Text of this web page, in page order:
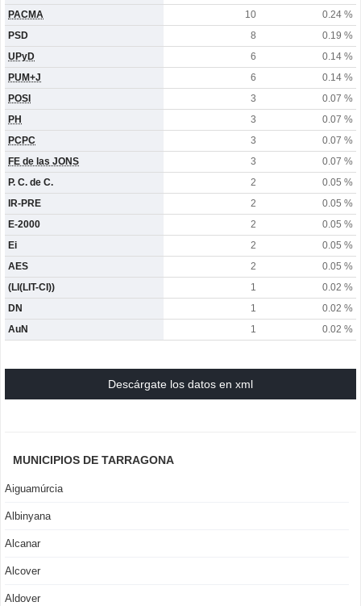
PACMA
10
0.24 %
PSD
8
0.19 %
UPyD
6
0.14 %
PUM+J
6
0.14 %
POSI
3
0.07 %
PH
3
0.07 %
PCPC
3
0.07 %
FE de las JONS
3
0.07 %
P. C. de C.
2
0.05 %
IR-PRE
2
0.05 %
E-2000
2
0.05 %
Ei
2
0.05 %
AES
2
0.05 %
(LI(LIT-CI))
1
0.02 %
DN
1
0.02 %
AuN
1 0.02 %
Descárgate los datos en xml
MUNICIPIOS DE TARRAGONA
Aiguamúrcia
Albinyana
Alcanar
Alcover
Aldover